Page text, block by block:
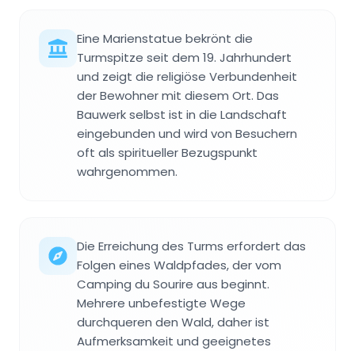
Eine Marienstatue bekrönt die
Turmspitze seit dem 19. Jahrhundert
und zeigt die religiöse Verbundenheit
der Bewohner mit diesem Ort. Das
Bauwerk selbst ist in die Landschaft
eingebunden und wird von Besuchern
oft als spiritueller Bezugspunkt
wahrgenommen.
Die Erreichung des Turms erfordert das
Folgen eines Waldpfades, der vom
Camping du Sourire aus beginnt.
Mehrere unbefestigte Wege
durchqueren den Wald, daher ist
Aufmerksamkeit und geeignetes